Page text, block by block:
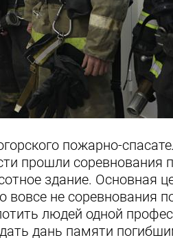
пожарно-
прошли соревнования
здание. Основная
вовсе не соревнования
людей одной
дань памяти